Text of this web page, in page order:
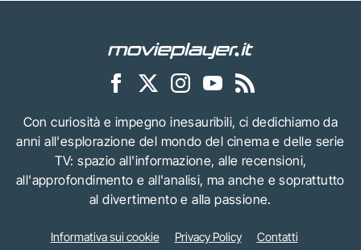
Con curiosità e impegno inesauribili, ci dedichiamo da
anni all'esplorazione del mondo del cinema e delle serie
TV: spazio all'informazione, alle recensioni,
all'approfondimento e all'analisi, ma anche e soprattutto
al divertimento e alla passione.
Informativa sui cookie Privacy Policy Contatti